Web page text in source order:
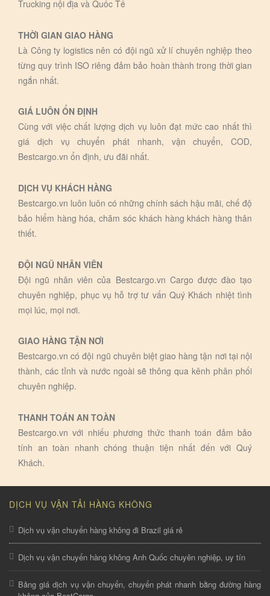
Trucking nội địa và Quốc Tế
THỜI GIAN GIAO HÀNG
Là Công ty logistics nên có đội ngũ xử lí chuyên nghiệp theo
từng quy trình ISO riêng đảm bảo hoàn thành trong thời gian
ngắn nhất.
GIÁ LUÔN ỔN ĐỊNH
Cùng với việc chất lượng dịch vụ luôn đạt mức cao nhất thì
giá dịch vụ chuyển phát nhanh, vận chuyển, COD,
Bestcargo.vn ổn định, ưu đãi nhất.
DỊCH VỤ KHÁCH HÀNG
Bestcargo.vn luôn luôn có những chính sách hậu mãi, chế độ
bảo hiểm hàng hóa, chăm sóc khách hàng khách hàng thân
thiết.
ĐỘI NGŨ NHÂN VIÊN
Đội ngũ nhân viên của Bestcargo.vn Cargo được đào tạo
chuyên nghiệp, phục vụ hỗ trợ tư vấn Quý Khách nhiệt tình
mọi lúc, mọi nơi.
GIAO HÀNG TẬN NƠI
Bestcargo.vn có đội ngũ chuyên biệt giao hàng tận nơi tại nội
thành, các tỉnh và nước ngoài sẽ thông qua kênh phân phối
chuyên nghiệp.
THANH TOÁN AN TOÀN
Bestcargo.vn với nhiếu phương thức thanh toán đảm bảo
tính an toàn nhanh chóng thuận tiện nhất đến với Quý
Khách.
DỊCH VỤ VẬN TẢI HÀNG KHÔNG
Dịch vụ vận chuyển hàng không đi Brazil giá rẻ
Dịch vụ vận chuyển hàng không Anh Quốc chuyên nghiệp, uy tín
Bảng giá dịch vụ vận chuyển, chuyển phát nhanh bằng đường hàng